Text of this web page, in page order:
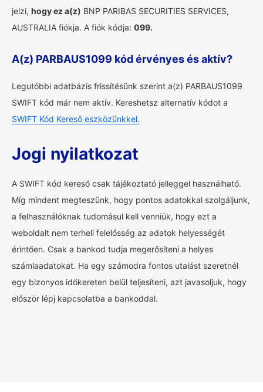
jelzi, hogy ez a(z) BNP PARIBAS SECURITIES SERVICES,
AUSTRALIA fiókja. A fiók kódja: 099.
A(z) PARBAUS1099 kód érvényes és aktív?
Legutóbbi adatbázis frissítésünk szerint a(z) PARBAUS1099
SWIFT kód már nem aktív. Kereshetsz alternatív kódot a
SWIFT Kód Kereső eszközünkkel.
Jogi nyilatkozat
A SWIFT kód kereső csak tájékoztató jelleggel használható.
Míg mindent megteszünk, hogy pontos adatokkal szolgáljunk,
a felhasználóknak tudomásul kell venniük, hogy ezt a
weboldalt nem terheli felelősség az adatok helyességét
érintően. Csak a bankod tudja megerősíteni a helyes
számlaadatokat. Ha egy számodra fontos utalást szeretnél
egy bizonyos időkereten belül teljesíteni, azt javasoljuk, hogy
először lépj kapcsolatba a bankoddal.